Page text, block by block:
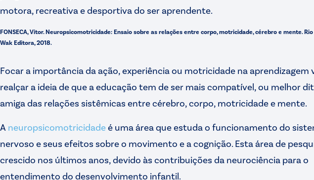
motora, recreativa e desportiva do ser aprendente.
FONSECA, Vitor. Neuropsicomotricidade: Ensaio sobre as relações entre corpo, motricidade, cérebro e mente.
Wak Editora, 2018.
Focar a importância da ação, experiência ou motricidade na aprendizagem
realçar a ideia de que a educação tem de ser mais compatível, ou melhor
amiga das relações sistêmicas entre cérebro, corpo, motricidade e mente.
A neuropsicomotricidadeé uma área que estuda o funcionamento do
nervoso e seus efeitos sobre o movimento e a cognição. Esta área de
crescido nos últimos anos, devido às contribuições da neurociência para o
entendimento do desenvolvimento infantil.